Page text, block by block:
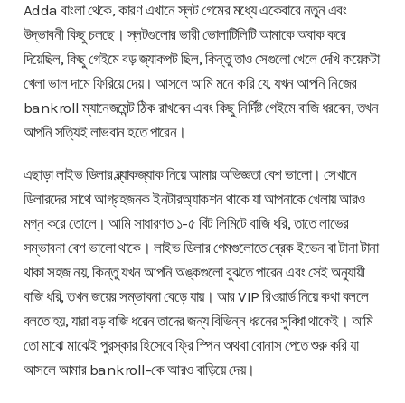
Adda বাংলা থেকে, কারণ এখানে স্লট গেমের মধ্যে একেবারে নতুন এবং
উদ্ভাবনী কিছু চলছে। স্লটগুলোর ভারী ভোলাটিলিটি আমাকে অবাক করে
দিয়েছিল, কিছু গেইমে বড় জ্যাকপট ছিল, কিন্তু তাও সেগুলো খেলে দেখি কয়েকটা
খেলা ভাল দামে ফিরিয়ে দেয়। আসলে আমি মনে করি যে, যখন আপনি নিজের
bankroll ম্যানেজমেন্ট ঠিক রাখবেন এবং কিছু নির্দিষ্ট গেইমে বাজি ধরবেন, তখন
আপনি সত্যিই লাভবান হতে পারেন।
এছাড়া লাইভ ডিলার ব্ল্যাকজ্যাক নিয়ে আমার অভিজ্ঞতা বেশ ভালো। সেখানে
ডিলারদের সাথে আগ্রহজনক ইনটারঅ্যাকশন থাকে যা আপনাকে খেলায় আরও
মগ্ন করে তোলে। আমি সাধারণত ১-৫ বিট লিমিটে বাজি ধরি, তাতে লাভের
সম্ভাবনা বেশ ভালো থাকে। লাইভ ডিলার গেমগুলোতে ব্রেক ইভেন বা টানা টানা
থাকা সহজ নয়, কিন্তু যখন আপনি অঙ্কগুলো বুঝতে পারেন এবং সেই অনুযায়ী
বাজি ধরি, তখন জয়ের সম্ভাবনা বেড়ে যায়। আর VIP রিওয়ার্ড নিয়ে কথা বললে
বলতে হয়, যারা বড় বাজি ধরেন তাদের জন্য বিভিন্ন ধরনের সুবিধা থাকেই। আমি
তো মাঝে মাঝেই পুরস্কার হিসেবে ফ্রি স্পিন অথবা বোনাস পেতে শুরু করি যা
আসলে আমার bankroll-কে আরও বাড়িয়ে দেয়।